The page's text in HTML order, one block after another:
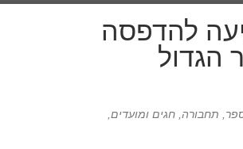
להדפסה
הגדול
תחבורה, חגים ומועדים,